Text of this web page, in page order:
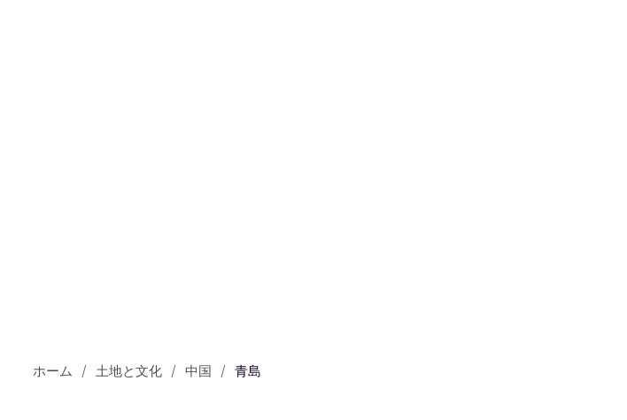
ホーム 土地と文化 中国 青島